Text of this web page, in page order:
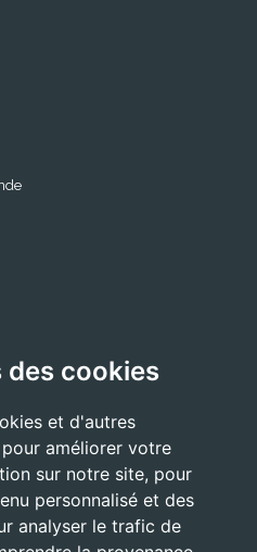
des cookies
et d'autres
améliorer votre
sur notre site, pour
personnalisé et des
analyser le trafic de